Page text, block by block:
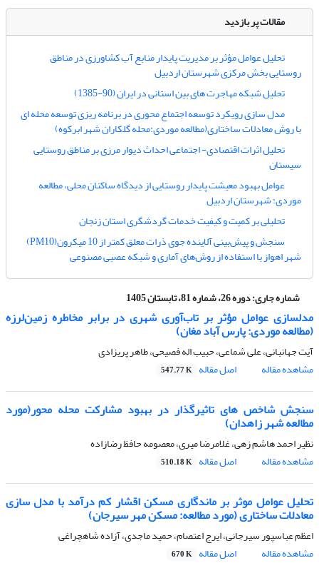
مقالات پر بازدید
تحلیل عوامل مؤثر بر مدیریت پایدار منابع آب کشاورزی در مناطق
روستایی بخش مرکزی شهرستان اردبیل
تحلیل شبکه مهاجرت های بین استانی در ایران (90-1385)
مدل سازی رویکرد توسعه اجتماع محوری در برنامه ریزی توسعه محله ای
با روش معادلات ساختاری(مطالعه موردی:محله گلکاران شهر ابرکوه)
تحلیل اثرات اقتصادی- اجتماعی احداث دیوار مرزی بر مناطق روستایی
سیستان
عوامل بهبود معیشت پایدار روستایی از دیدگاه ساکنان محلی، مطالعه
موردی: شهرستان اردبیل
تحلیلی بر کمیت و کیفیت خدمات گردشگری استان زنجان
سنجش و پیش‌بینی آلاینده جوی ذرات معلق کمتر از 10 میکرون(PM10)
شهر اهواز با استفاده از روش‌های آماری و شبکه عصبی مصنوعی
شماره جاری:دوره 26، شماره 81، تابستان 1405
مدلسازی عوامل مؤثر بر تاب‌آوری شهری در برابر مخاطره زمین‌لرزه
(مطالعه موردی: پارس آباد مغان)
آیت جهانبانی، علی شماعی، حبیب اله فصیحی، طاهر پریزادی
مشاهده مقاله
اصل مقاله 547.77 K
سنجش شاخص های تاثیرگذار در بهبود مشارکت محله محور(مورد
مطالعه شهر زاهدان)
نظیر احمد هاشم زهی، غلامرضا میری، معصومه حافظ رضازاده
مشاهده مقاله
اصل مقاله 510.18 K
تحلیل عوامل موثر بر ماندگاری مسکن اقشار کم درآمد با مدل سازی
معادلات ساختاری (مورد مطالعه: مسکن مهر سیرجان)
اعظم عباسپور سیرجانی، ایرج اعتصام، حمید ماجدی، آزاده شاهچراغی
مشاهده مقاله
اصل مقاله 670 K